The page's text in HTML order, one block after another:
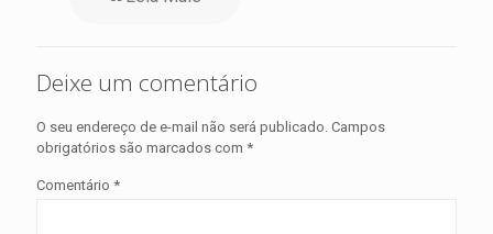
Deixe um comentário
O seu endereço de e-mail não será publicado. Campos
obrigatórios são marcados com *
Comentário *